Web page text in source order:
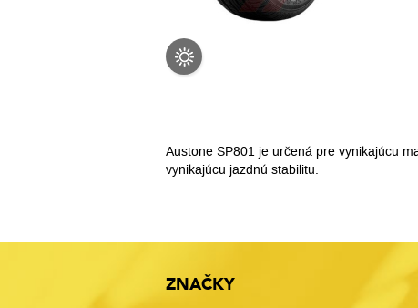
Austone SP801 je určená pre vynikajúcu
vynikajúcu jazdnú stabilitu.
ZNAČKY